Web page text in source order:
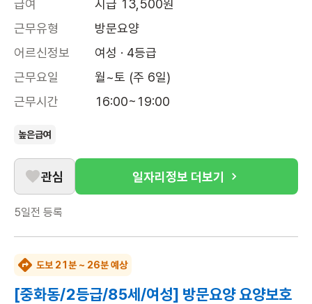
급여
시급 13,500원
근무유형
방문요양
어르신정보
여성 · 4등급
근무요일
월~토 (주 6일)
근무시간
16:00~19:00
높은급여
관심 일자리정보 더보기
5일전 등록
도보 21분 ~ 26분 예상
[중화동/2등급/85세/여성] 방문요양 요양보호